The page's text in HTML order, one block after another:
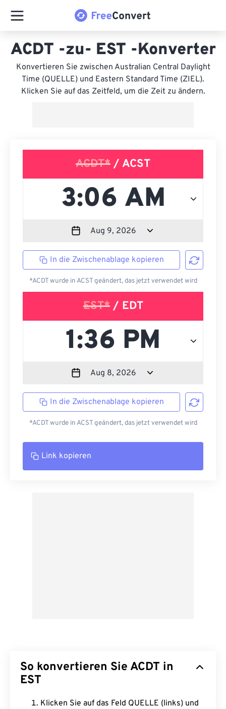
ACDT -zu- EST -Konverter
Konvertieren Sie zwischen Australian Central Daylight
Time (QUELLE) und Eastern Standard Time (ZIEL).
Klicken Sie auf das Zeitfeld, um die Zeit zu ändern.
ACDT* / ACST
In die Zwischenablage kopieren
*ACDT wurde in ACST geändert, das jetzt verwendet wird
EST*/ EDT
In die Zwischenablage kopieren
*ACDT wurde in ACST geändert, das jetzt verwendet wird
Link kopieren
So konvertieren Sie ACDT in
EST
Klicken Sie auf das Feld QUELLE (links) und